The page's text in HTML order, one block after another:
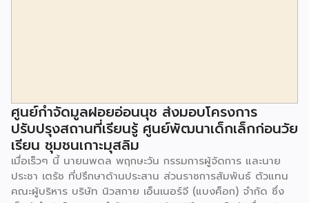
ศูนย์กำจัดมูลฝอยอ่อนนุช ส่งมอบโครงการ
ปรับปรุงสถานที่เรียนรู้ ศูนย์พัฒนาเด็กเล็กก่อนวัย
เรียน ชุมชนเกาะมุสลิม
เมื่อเร็วๆ นี้ นายนพดล พฤกษะวัน กรรมการผู้จัดการ และนาย
ประชา เตรัช ที่ปรึกษาด้านประสาน ส่วนราชการสัมพันธ์ ตัวแทน
คณะผู้บริหาร บริษัท นิวสกาย เอ็นเนอร์จี (แบงค็อก) จํากัด ซึ่ง